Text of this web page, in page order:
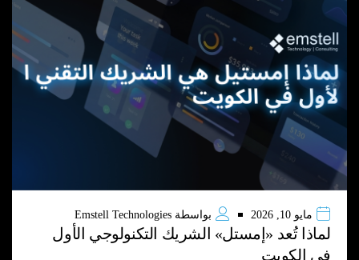
مايو 10, 2026 بواسطة
لماذا تُعد «إمستل» الشريك التكنولوجي الأول
في الكويت